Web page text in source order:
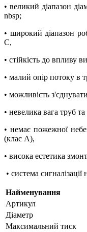
• великий діапазон
nbsp;
• широкий діапазон
C,
• стійкість до впливу
• малий опір потоку в
• можливість
• невелика вага труб
• немає пожежної
(клас A),
• висока естетика
• система
Найменування
Артикул
Діаметр
Максимальний тиск